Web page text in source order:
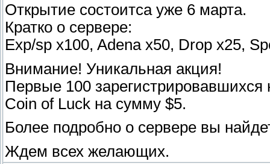
Открытие состоитса уже 6 марта.
Кратко о сервере:
Exp/sp x100, Adena x50, Drop x25,
Внимание! Уникальная акция!
Первые 100 зарегистрировавшихся
Coin of Luck на сумму $5.
Более подробно о сервере вы
Ждем всех желающих.